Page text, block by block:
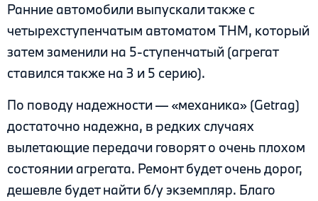
Ранние автомобили выпускали также с
четырехступенчатым автоматом THM, который
затем заменили на 5-ступенчатый (агрегат
ставился также на 3 и 5 серию).
По поводу надежности — «механика» (Getrag)
достаточно надежна, в редких случаях
вылетающие передачи говорят о очень плохом
состоянии агрегата. Ремонт будет очень дорог,
дешевле будет найти б/у экземпляр. Благо